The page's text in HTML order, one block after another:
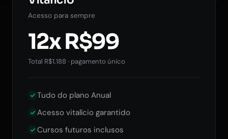
Acesso para sempre
12x R$99
Total R$1.188 · pagamento único
Tudo do plano Anual
Acesso vitalício garantido
Cursos futuros inclusos